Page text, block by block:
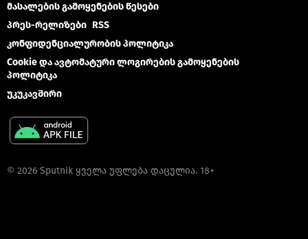
მასალების გამოყენების წესები
პრეს-რელიზები RSS
კონფიდენციალურობის პოლიტიკა
Cookie და ავტომატური ლოგირების გამოყენების
პოლიტიკა
უკუკავშირი
© 2026 Sputnik ყველა უფლება დაცულია. 18+